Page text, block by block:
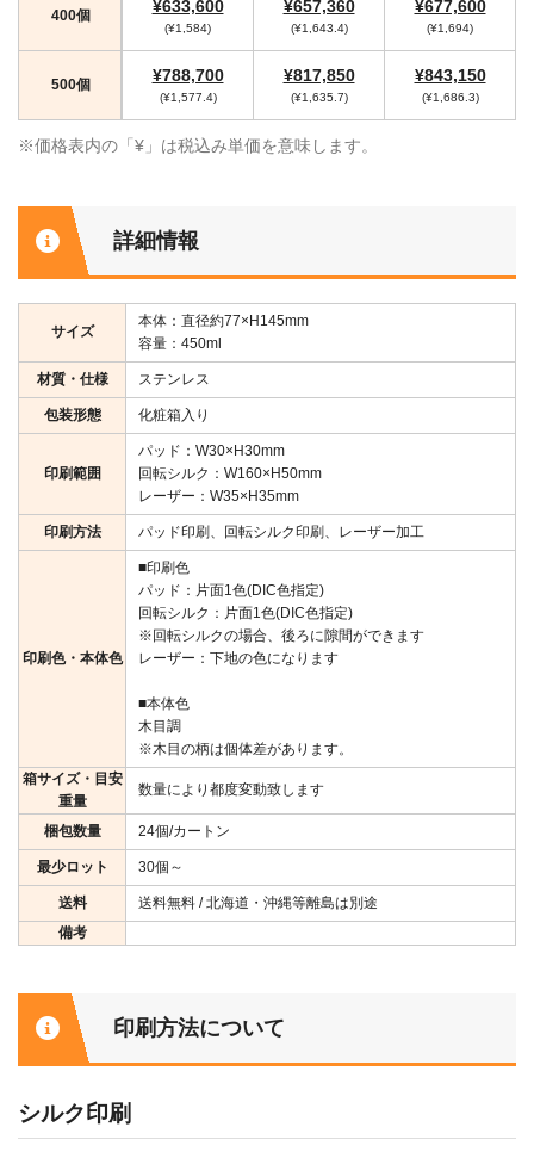
400個 ¥633,600
(¥1,584)
¥657,360
(¥1,643.4)
¥677,600
(¥1,694)
500個 ¥788,700
(¥1,577.4)
¥817,850
(¥1,635.7)
¥843,150
(¥1,686.3)
※価格表内の「¥」は税込み単価を意味します。
詳細情報
サイズ
本体：直径約77×H145mm
容量：450ml
材質・仕様 ステンレス
包装形態 化粧箱入り
印刷範囲
パッド：W30×H30mm
回転シルク：W160×H50mm
レーザー：W35×H35mm
印刷方法 パッド印刷、回転シルク印刷、レーザー加工
印刷色・本体色
■印刷色
パッド：片面1色(DIC色指定)
回転シルク：片面1色(DIC色指定)
※回転シルクの場合、後ろに隙間ができます
レーザー：下地の色になります
■本体色
木目調
※木目の柄は個体差があります。
箱サイズ・目安
重量
数量により都度変動致します
梱包数量 24個/カートン
最少ロット 30個～
送料
送料無料 / 北海道・沖縄等離島は別途
備考
印刷方法について
シルク印刷